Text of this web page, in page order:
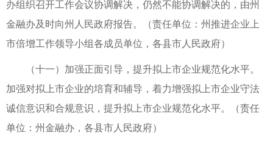
办组织召开工作会议协调解决，仍然不能协调解决的，由州
金融办及时向州人民政府报告。（责任单位：州推进企业上
市倍增工作领导小组各成员单位，各县市人民政府）
（十一）加强正面引导，提升拟上市企业规范化水平。
加强对拟上市企业的培育和辅导，着力增强拟上市企业守法
诚信意识和合规意识，提升拟上市企业规范化水平。（责任
单位：州金融办，各县市人民政府）